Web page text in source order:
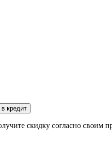
Купить в кредит
скидку согласно своим